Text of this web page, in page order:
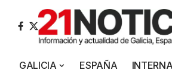
GALICIA ESPAÑA